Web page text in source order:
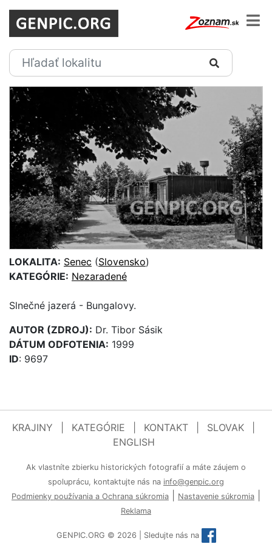
LOKALITA: Senec (Slovensko)
KATEGÓRIE: Nezaradené
Slnečné jazerá - Bungalovy.
AUTOR (ZDROJ): Dr. Tibor Sásik
DÁTUM ODFOTENIA: 1999
ID: 9697
KRAJINY KATEGÓRIE KONTAKT SLOVAK
ENGLISH
Ak vlastníte zbierku historických fotografií a máte záujem o
spoluprácu, kontaktujte nás na info@genpic.org
Podmienky používania a Ochrana súkromia
Nastavenie súkromia
Reklama
GENPIC.ORG © 2026 | Sledujte nás na